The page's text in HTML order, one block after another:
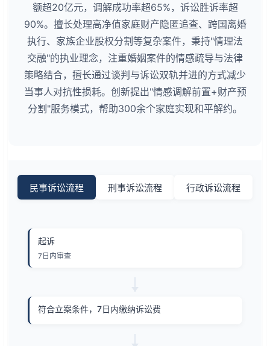
额超20亿元，调解成功率超65%，诉讼胜诉率超
90%。擅长处理高净值家庭财产隐匿追查、跨国离婚
执行、家族企业股权分割等复杂案件，秉持"情理法
交融"的执业理念，注重婚姻案件的情感疏导与法律
策略结合，擅长通过谈判与诉讼双轨并进的方式减少
当事人对抗性损耗。创新提出"情感调解前置+财产预
分割"服务模式，帮助300余个家庭实现和平解约。
民事诉讼流程 刑事诉讼流程 行政诉讼流程
起诉
7日内审查
符合立案条件，7日内缴纳诉讼费